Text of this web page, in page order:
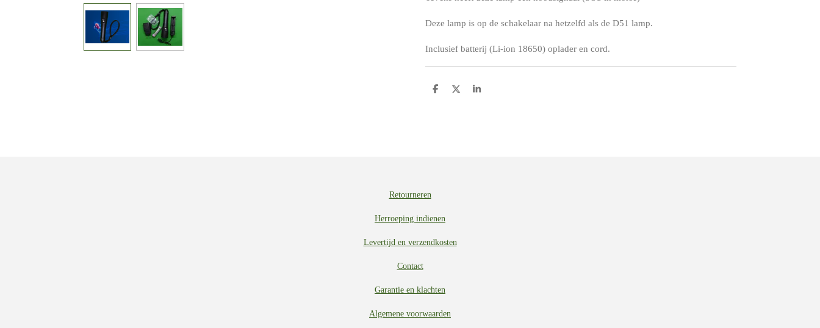
Deze lamp is op de schakelaar na hetzelfd als de D51 lamp.
Inclusief batterij (Li-ion 18650) oplader en cord.
D
D
S
Retourneren
Herroeping indienen
Levertijd en verzendkosten
Contact
Garantie en klachten
Algemene voorwaarden